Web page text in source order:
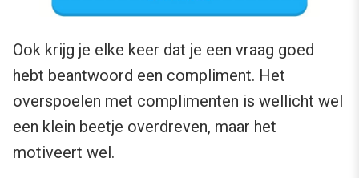
Ook krijg je elke keer dat je een vraag goed
hebt beantwoord een compliment. Het
overspoelen met complimenten is wellicht wel
een klein beetje overdreven, maar het
motiveert wel.